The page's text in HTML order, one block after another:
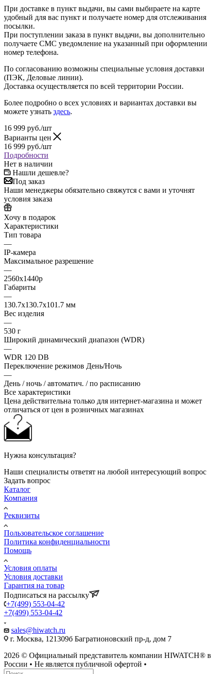
При доставке в пункт выдачи, вы сами выбираете на карте
удобный для вас пункт и получаете номер для отслеживания
посылки.
При поступлении заказа в пункт выдачи, вы дополнительно
получаете СМС уведомление на указанный при оформлении
номер телефона.
По согласованию возможны специальные условия доставки
(ПЭК, Деловые линии).
Доставка осуществляется по всей территории России.
Более подробно о всех условиях и вариантах доставки вы
можете узнать здесь.
16 999 руб./шт
Варианты цен
16 999 руб./шт
Подробности
Нет в наличии
Нашли дешевле?
Под заказ
Наши менеджеры обязательно свяжутся с вами и уточнят
условия заказа
Хочу в подарок
Характеристики
Тип товара
—
IP-камера
Максимальное разрешение
—
2560x1440p
Габариты
—
130.7x130.7x101.7 мм
Вес изделия
—
530 г
Широкий динамический диапазон (WDR)
—
WDR 120 DB
Переключение режимов День/Ночь
—
День / ночь / автоматич. / по расписанию
Все характеристики
Цена действительна только для интернет-магазина и может
отличаться от цен в розничных магазинах
Нужна консультация?
Наши специалисты ответят на любой интересующий вопрос
Задать вопрос
Каталог
Компания
Реквизиты
Пользовательское соглашение
Политика конфиденциальности
Помощь
Условия оплаты
Условия доставки
Гарантия на товар
Подписаться на рассылку
+7(499) 553-04-42
+7(499) 553-04-42
sales@hiwatch.ru
г. Москва, 121309б Багратионовский пр-д, дом 7
2026 © Официальный представитель компании HIWATCH® в
России • Не является публичной офертой •